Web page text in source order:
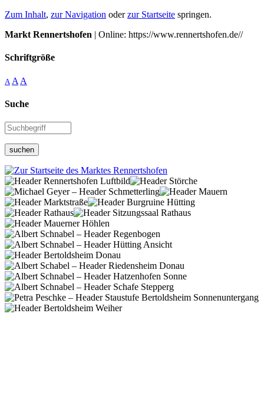
Zum Inhalt, zur Navigation oderzur Startseite springen.
Markt Rennertshofen | Online: https://www.rennertshofen.de//
Schriftgröße
A A A
Suche
suchen